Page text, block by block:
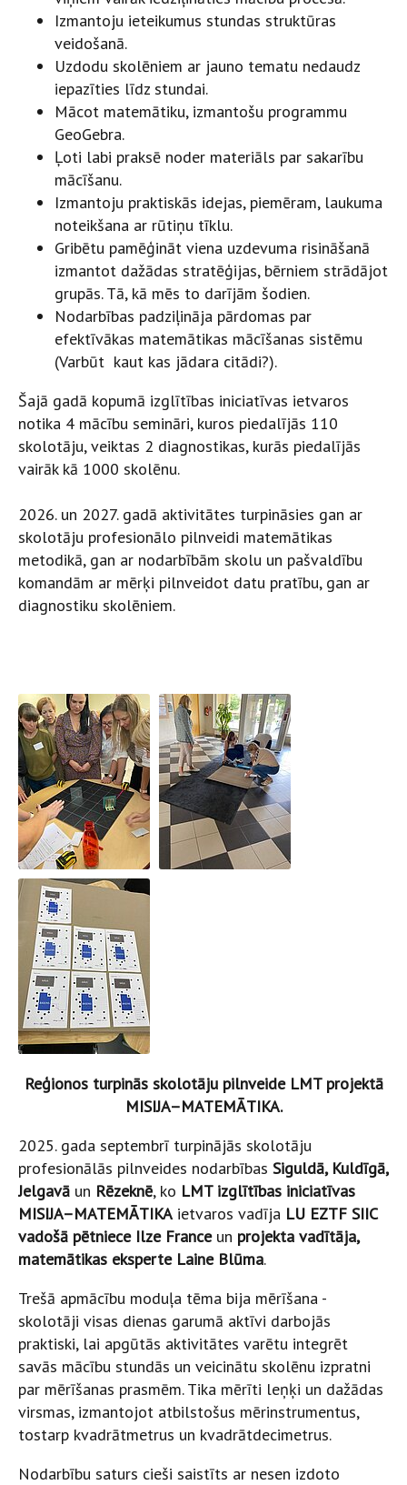
Izmantoju ieteikumus stundas struktūras
veidošanā.
Uzdodu skolēniem ar jauno tematu nedaudz
iepazīties līdz stundai.
Mācot matemātiku, izmantošu programmu
GeoGebra.
Ļoti labi praksē noder materiāls par sakarību
mācīšanu.
Izmantoju praktiskās idejas, piemēram, laukuma
noteikšana ar rūtiņu tīklu.
Gribētu pamēģināt viena uzdevuma risināšanā
izmantot dažādas stratēģijas, bērniem strādājot
grupās. Tā, kā mēs to darījām šodien.
Nodarbības padziļināja pārdomas par
efektīvākas matemātikas mācīšanas sistēmu
(Varbūt kaut kas jādara citādi?).
Šajā gadā kopumā izglītības iniciatīvas ietvaros
notika 4 mācību semināri, kuros piedalījās 110
skolotāju, veiktas 2 diagnostikas, kurās piedalījās
vairāk kā 1000 skolēnu.
2026. un 2027. gadā aktivitātes turpināsies gan ar
skolotāju profesionālo pilnveidi matemātikas
metodikā, gan ar nodarbībām skolu un pašvaldību
komandām ar mērķi pilnveidot datu pratību, gan ar
diagnostiku skolēniem.
Reģionos turpinās skolotāju pilnveide LMT projektā
MISIJA–MATEMĀTIKA.
2025. gada septembrī turpinājās skolotāju
profesionālās pilnveides nodarbības Siguldā, Kuldīgā,
Jelgavā un Rēzeknē, ko LMT izglītības iniciatīvas
MISIJA–MATEMĀTIKAietvaros vadīja LU EZTF SIIC
vadošā pētniece Ilze Franceun projekta vadītāja,
matemātikas eksperte Laine Blūma.
Trešā apmācību moduļa tēma bija mērīšana -
skolotāji visas dienas garumā aktīvi darbojās
praktiski, lai apgūtās aktivitātes varētu integrēt
savās mācību stundās un veicinātu skolēnu izpratni
par mērīšanas prasmēm. Tika mērīti leņķi un dažādas
virsmas, izmantojot atbilstošus mērinstrumentus,
tostarp kvadrātmetrus un kvadrātdecimetrus.
Nodarbību saturs cieši saistīts ar nesen izdoto